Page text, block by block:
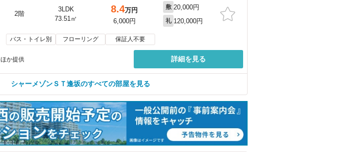
2階
3LDK
73.51㎡
8.4万円
6,000円
敷 20,000円
礼 120,000円
バス・トイレ別 フローリング 保証人不要
ほか提供 詳細を見る
シャーメゾンＳＴ逢坂のすべての部屋を見る